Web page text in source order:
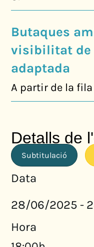
Butaques
visibilitat de
adaptada
A partir de la
Detalls de
Subtitulació
Data
28/06/2025 -
Hora